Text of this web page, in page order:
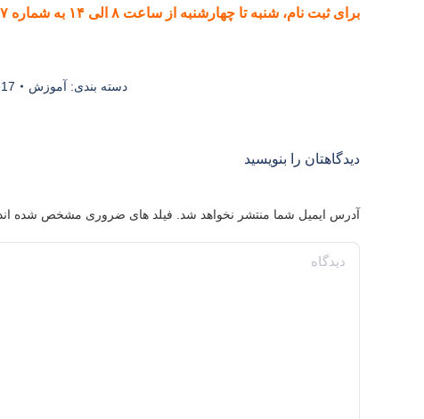
برای ثبت نام، شنبه تا چهارشنبه از ساعت ۸ الی ۱۴ به شماره ۰۹۹۲۵۷۷۳۰۳۷ پیام بدهید
دسته بندی: آموزش
دیدگاهتان را بنویسید
آدرس ایمیل شما منتشر نخواهد شد. فیلد های ضروری مشخص شده اند
دیدگاه